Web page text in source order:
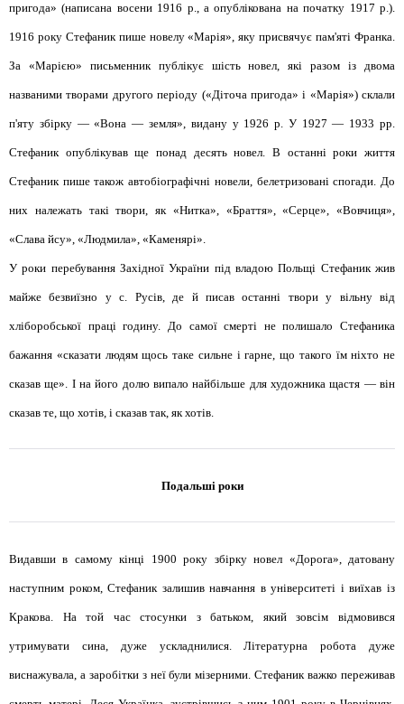
пригода» (написана восени 1916 р., а опублікована на початку 1917 р.).
1916 року Стефаник пише новелу «Марія», яку присвячує пам'яті Франка.
За «Марією» письменник публікує шість новел, які разом із двома
названими творами другого періоду («Діточа пригода» і «Марія») склали
п'яту збірку — «Вона — земля», видану у 1926 р. У 1927 — 1933 рр.
Стефаник опублікував ще понад десять новел. В останні роки життя
Стефаник пише також автобіографічні новели, белетризовані спогади. До
них належать такі твори, як «Нитка», «Браття», «Серце», «Вовчиця»,
«Слава йсу», «Людмила», «Каменярі».
У роки перебування Західної України під владою Польщі Стефаник жив
майже безвиїзно у с. Русів, де й писав останні твори у вільну від
хліборобської праці годину. До самої смерті не полишало Стефаника
бажання «сказати людям щось таке сильне і гарне, що такого їм ніхто не
сказав ще». І на його долю випало найбільше для художника щастя — він
сказав те, що хотів, і сказав так, як хотів.
Подальші роки
Видавши в самому кінці 1900 року збірку новел «Дорога», датовану
наступним роком, Стефаник залишив навчання в університеті і виїхав із
Кракова. На той час стосунки з батьком, який зовсім відмовився
утримувати сина, дуже ускладнилися. Літературна робота дуже
виснажувала, а заробітки з неї були мізерними. Стефаник важко переживав